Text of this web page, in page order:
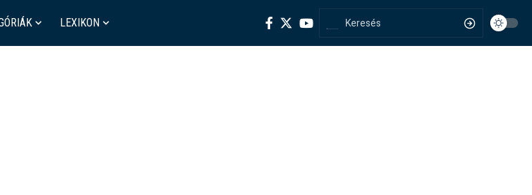
LEXIKON